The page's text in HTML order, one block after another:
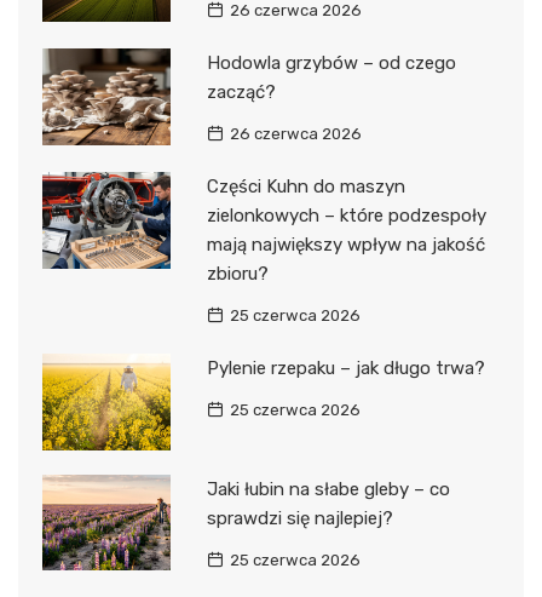
26 czerwca 2026
Hodowla grzybów – od czego
zacząć?
26 czerwca 2026
Części Kuhn do maszyn
zielonkowych – które podzespoły
mają największy wpływ na jakość
zbioru?
25 czerwca 2026
Pylenie rzepaku – jak długo trwa?
25 czerwca 2026
Jaki łubin na słabe gleby – co
sprawdzi się najlepiej?
25 czerwca 2026